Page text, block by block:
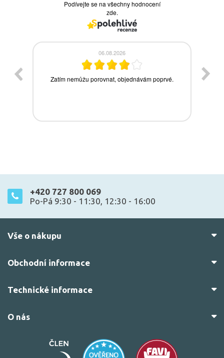
+420 727 800 069
Po-Pá 9:30 - 11:30, 12:30 - 16:00
Vše o nákupu
Obchodní informace
Technické informace
O nás